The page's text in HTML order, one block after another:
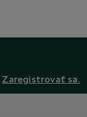
Zaregistrovať sa.